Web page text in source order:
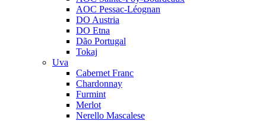
AOC Pessac-Léognan
DO Austria
DO Etna
Dão Portugal
Tokaj
Uva
Cabernet Franc
Chardonnay
Furmint
Merlot
Nerello Mascalese